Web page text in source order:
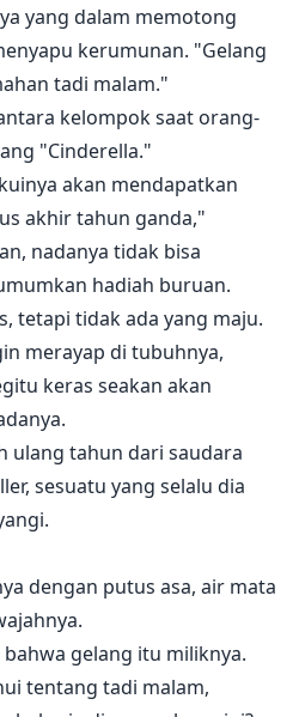
yang dalam memotong
kerumunan. "Gelang
tadi malam."
kelompok saat orang-
"Cinderella."
akan mendapatkan
akhir tahun ganda,"
nadanya tidak bisa
hadiah buruan.
tetapi tidak ada yang maju.
merayap di tubuhnya,
keras seakan akan
ulang tahun dari saudara
sesuatu yang selalu dia
dengan putus asa, air mata
gelang itu miliknya.
tentang tadi malam,